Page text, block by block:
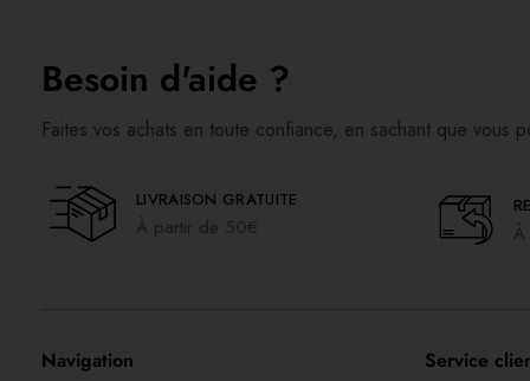
Besoin d'aide ?
Faites vos achats en toute confiance, en sachant que vous
LIVRAISON GRATUITE
À partir de 50€
Navigation
Service